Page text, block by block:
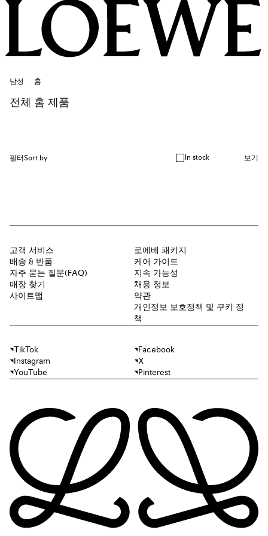
남성 홈
전체 홈 제품
필터Sort by In stock 보기
고객 서비스
배송 & 반품
자주 묻는 질문(FAQ)
매장 찾기
사이트맵
로에베 패키지
케어 가이드
지속 가능성
채용 정보
약관
개인정보 보호정책 및 쿠키 정
책
TikTok
Facebook
Instagram
X
YouTube
Pinterest